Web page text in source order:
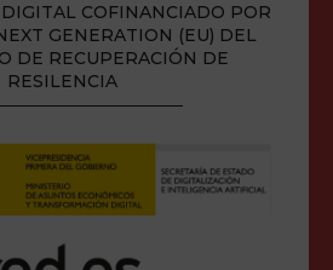
COFINANCIADO POR
GENERATION (EU) DEL
DE RECUPERACIÓN DE
RESILENCIA